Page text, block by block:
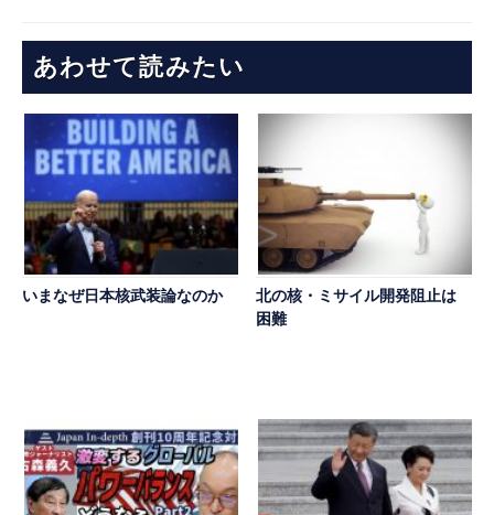
あわせて読みたい
いまなぜ日本核武装論なのか
北の核・ミサイル開発阻止は
困難